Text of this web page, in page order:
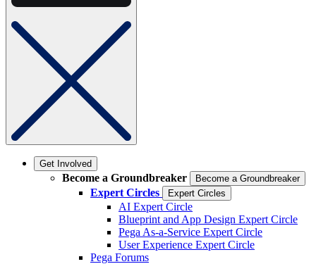
Get Involved
Become a Groundbreaker Become a Groundbreaker
Expert Circles Expert Circles
AI Expert Circle
Blueprint and App Design Expert Circle
Pega As-a-Service Expert Circle
User Experience Expert Circle
Pega Forums